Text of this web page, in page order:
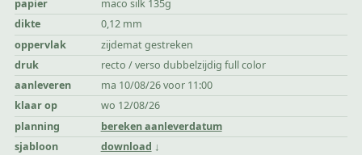
papier
maco silk 135g
dikte
0,12 mm
oppervlak
zijdemat gestreken
druk
recto / verso dubbelzijdig full color
aanleveren
ma 10/08/26 voor 11:00
klaar op
wo 12/08/26
planning
bereken aanleverdatum
sjabloon
download